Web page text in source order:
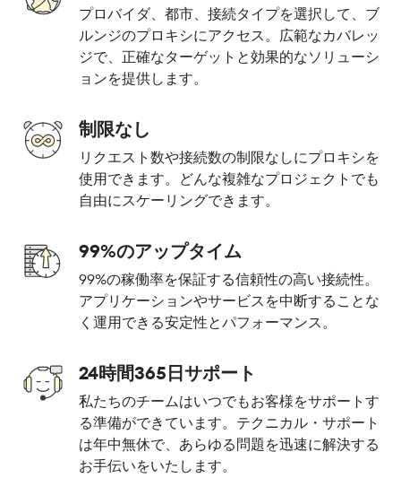
プロバイダ、都市、接続タイプを選択して、ブ
ルンジのプロキシにアクセス。広範なカバレッ
ジで、正確なターゲットと効果的なソリューシ
ョンを提供します。
制限なし
リクエスト数や接続数の制限なしにプロキシを
使用できます。どんな複雑なプロジェクトでも
自由にスケーリングできます。
99%のアップタイム
99%の稼働率を保証する信頼性の高い接続性。
アプリケーションやサービスを中断することな
く運用できる安定性とパフォーマンス。
24時間365日サポート
私たちのチームはいつでもお客様をサポートす
る準備ができています。テクニカル・サポート
は年中無休で、あらゆる問題を迅速に解決する
お手伝いをいたします。